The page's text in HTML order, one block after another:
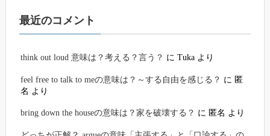
最近のコメント
think out loud 意味は？考える？言う？ にTuka より
feel free to talk to meの意味は？～する自由を感じる？ に 匿
名 より
bring down the houseの意味は？家を破壊する？ に 匿名 より